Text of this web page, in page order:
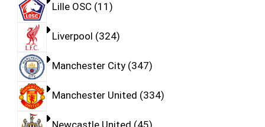
Lille OSC 11
Liverpool 324
Manchester City 347
Manchester United 334